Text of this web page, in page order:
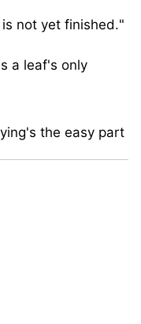
is not yet finished."
a leaf's only
the easy part